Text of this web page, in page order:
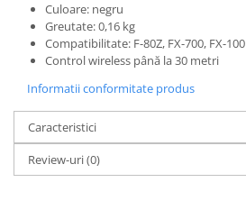
Culoare: negru
Greutate: 0,16 kg
Compatibilitate: F-80Z, FX-700, FX-100
Control wireless până la 30 metri
Informatii conformitate produs
Caracteristici
Review-uri(0)